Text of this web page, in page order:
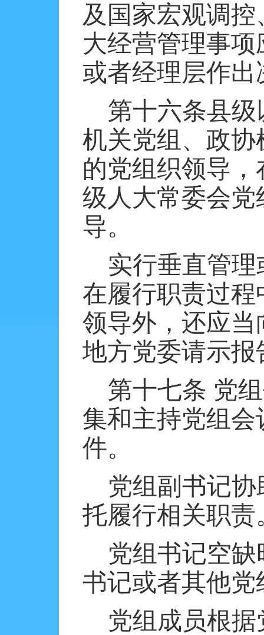
及国家宏观调
大经营管理事
或者经理层作出
第十六条县
机关党组、政
的党组织领导
级人大常委会
导。
实行垂直管
在履行职责过
领导外，还应
地方党委请示
第十七条 党
集和主持党组
件。
党组副书记
托履行相关职责
党组书记空
书记或者其他
党组成员根